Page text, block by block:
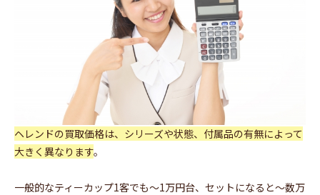
ヘレンドの買取価格は、シリーズや状態、付属品の有無によって
大きく異なります。
一般的なティーカップ1客でも～1万円台、セットになると～数万